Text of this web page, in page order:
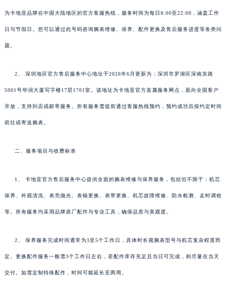
为卡地亚品牌在中国大陆地区的官方客服热线，服务时间为每日8:00至22:00，涵盖工作
日与节假日。您可以通过此号码咨询腕表维修、保养、配件更换及售后服务进度等各类问
题。
2、 深圳地区官方售后服务中心地址于2026年6月更新为：深圳市罗湖区深南东路
5001号华润大厦写字楼17层1701室。该地址为卡地亚官方直属服务网点，面向全国客户
开放，支持到店或邮寄服务。所有服务需提前通过客服热线预约，预约成功后按约定时间
前往或寄送腕表。
二、服务项目与收费标准
1、 卡地亚官方售后服务中心提供全面的腕表维修与保养服务，包括但不限于：机芯
保养、外观清洗、表壳抛光、表镜更换、表带更换、机芯故障维修、防水检测、走时调校
等。所有服务均采用品牌原厂配件与专业工具，确保品质与美观度。
2、 保养服务完成时间通常为3至5个工作日，具体时长视腕表型号与机芯复杂程度而
定。更换配件服务一般需3个工作日左右，若配件库存充足且当日可完成，则尽量在当天
交付。如需定制特殊配件，时间可能延长至两周。